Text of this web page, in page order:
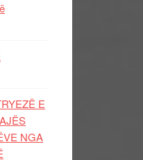
E
NGA